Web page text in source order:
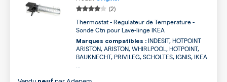
(2)
Thermostat - Regulateur de Temperature -
Sonde Ctn pour Lave-linge IKEA
Marques compatibles : INDESIT, HOTPOINT
ARISTON, ARISTON, WHIRLPOOL, HOTPOINT,
BAUKNECHT, PRIVILEG, SCHOLTES, IGNIS, IKEA